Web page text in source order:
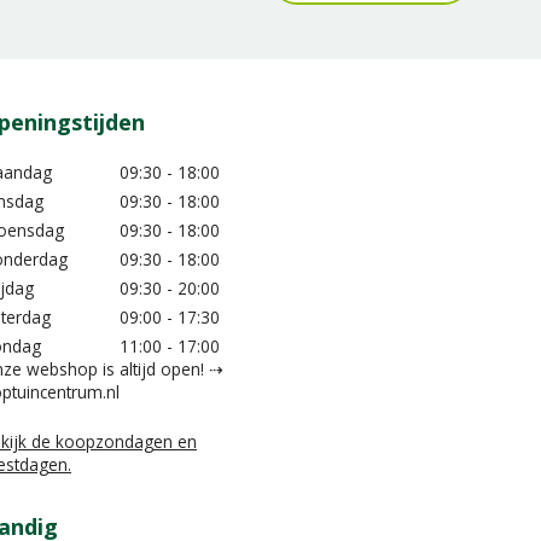
09:30 - 18:00
09:30 - 18:00
09:30 - 18:00
09:30 - 18:00
09:30 - 20:00
09:00 - 17:30
11:00 - 17:00
webshop is altijd open! ⇢
de koopzondagen en